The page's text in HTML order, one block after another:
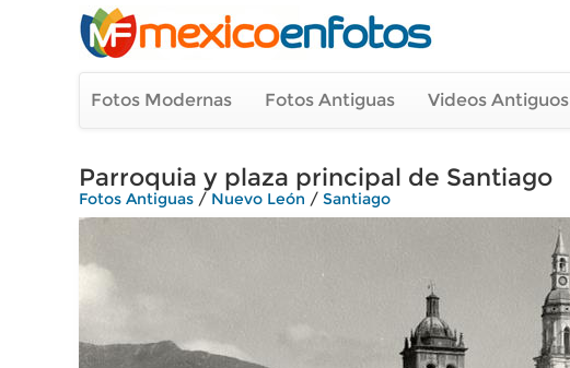
Fotos Modernas Fotos Antiguas Videos Antiguos
Parroquia y plaza principal de Santiago
Fotos Antiguas / Nuevo León / Santiago